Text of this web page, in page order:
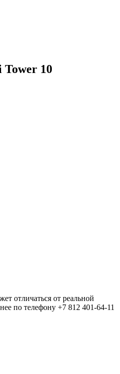
10
отличаться от реальной
по телефону +7 812 401-64-11